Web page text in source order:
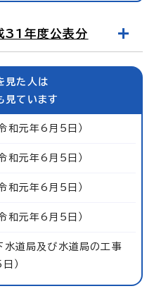
31年度公表分
見た人は
見ています
和元年6月5日）
和元年6月5日）
和元年6月5日）
和元年6月5日）
水道局及び水道局の工事
）